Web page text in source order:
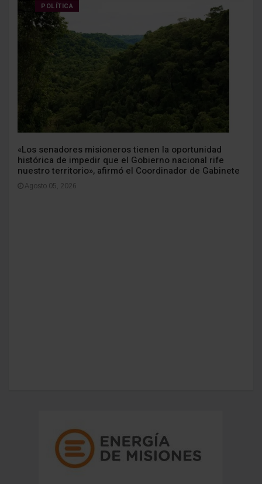
POLÍTICA
«Los senadores misioneros tienen la oportunidad
histórica de impedir que el Gobierno nacional rife
nuestro territorio», afirmó el Coordinador de Gabinete
Agosto 05, 2026